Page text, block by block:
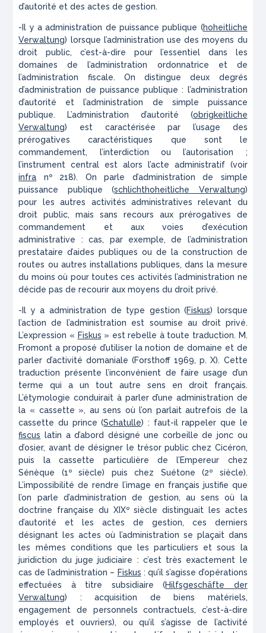
d’autorité et des actes de gestion.
-Il y a administration de puissance publique (hoheitliche
Verwaltung) lorsque l’administration use des moyens du
droit public, c’est-à-dire pour l’essentiel dans les
domaines de l’administration ordonnatrice et de
l’administration fiscale. On distingue deux degrés
d’administration de puissance publique : l’administration
d’autorité et l’administration de simple puissance
publique. L’administration d’autorité (obrigkeitliche
Verwaltung) est caractérisée par l’usage des
prérogatives caractéristiques que sont le
commandement, l’interdiction ou l’autorisation ;
l’instrument central est alors l’acte administratif (voir
infra nº 218). On parle d’administration de simple
puissance publique (schlichthoheitliche Verwaltung)
pour les autres activités administratives relevant du
droit public, mais sans recours aux prérogatives de
commandement et aux voies d’exécution
administrative : cas, par exemple, de l’administration
prestataire d’aides publiques ou de la construction de
routes ou autres installations publiques, dans la mesure
du moins où pour toutes ces activités l’administration ne
décide pas de recourir aux moyens du droit privé.
-Il y a administration de type gestion (Fiskus) lorsque
l’action de l’administration est soumise au droit privé.
L’expression « Fiskus » est rebelle à toute traduction. M.
Fromont a proposé d’utiliser la notion de domaine et de
parler d’activité domaniale (Forsthoff 1969, p. X). Cette
traduction présente l’inconvénient de faire usage d’un
terme qui a un tout autre sens en droit français.
L’étymologie conduirait à parler d’une administration de
la « cassette », au sens où l’on parlait autrefois de la
cassette du prince (Schatulle) : faut-il rappeler que le
fiscus latin a d’abord désigné une corbeille de jonc ou
d’osier, avant de désigner le trésor public chez Cicéron,
puis la cassette particulière de l’Empereur chez
Sénèque (1º siècle) puis chez Suétone (2º siècle).
L’impossibilité de rendre l’image en français justifie que
l’on parle d’administration de gestion, au sens où la
doctrine française du XIXº siècle distinguait les actes
d’autorité et les actes de gestion, ces derniers
désignant les actes où l’administration se plaçait dans
les mêmes conditions que les particuliers et sous la
juridiction du juge judiciaire : c’est très exactement le
cas de l’administration – Fiskus : qu’il s’agisse d’opérations
effectuées à titre subsidiaire (Hilfsgeschäfte der
Verwaltung) : acquisition de biens matériels,
engagement de personnels contractuels, c’est-à-dire
employés et ouvriers), ou qu’il s’agisse de l’activité